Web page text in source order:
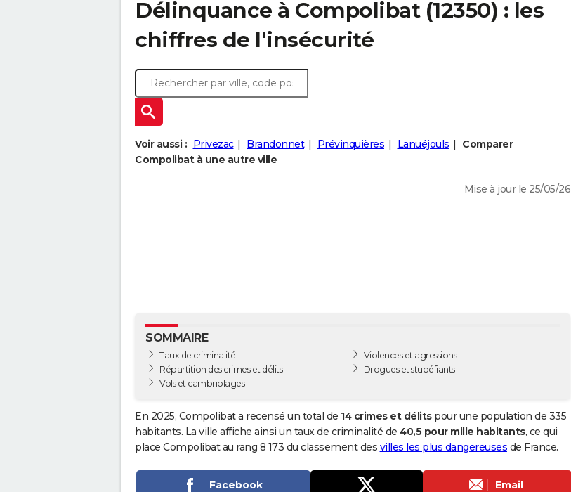
Délinquance à Compolibat(12350) : les
chiffres de l'insécurité
Voir aussi : Privezac Brandonnet Prévinquières Lanuéjouls
Comparer
Compolibat à une autre ville
Mise à jour le 25/05/26
SOMMAIRE
Taux de criminalité
Répartition des crimes et délits
Vols et cambriolages
Violences et agressions
Drogues et stupéfiants
En 2025, Compolibat a recensé un total de 14 crimes et délitspour une population de 335
habitants. La ville affiche ainsi un taux de criminalité de 40,5 pour mille habitants, ce qui
place Compolibat au rang 8 173 du classement des villes les plus dangereuses de France.
Facebook Email